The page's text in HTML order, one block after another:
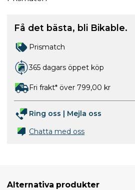
Få det bästa, bli Bikable.
Prismatch
365 dagars öppet köp
Fri frakt* över 799,00 kr
Ring oss | Mejla oss
Chatta med oss
Alternativa produkter